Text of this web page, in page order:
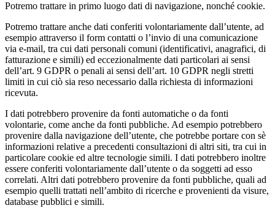
Potremo trattare in primo luogo dati di navigazione, nonché cookie.
Potremo trattare anche dati conferiti volontariamente dall’utente, ad
esempio attraverso il form contatti o l’invio di una comunicazione
via e-mail, tra cui dati personali comuni (identificativi, anagrafici, di
fatturazione e simili) ed eccezionalmente dati particolari ai sensi
dell’art. 9 GDPR o penali ai sensi dell’art. 10 GDPR negli stretti
limiti in cui ciò sia reso necessario dalla richiesta di informazioni
ricevuta.
I dati potrebbero provenire da fonti automatiche o da fonti
volontarie, come anche da fonti pubbliche. Ad esempio potrebbero
provenire dalla navigazione dell’utente, che potrebbe portare con sè
informazioni relative a precedenti consultazioni di altri siti, tra cui in
particolare cookie ed altre tecnologie simili. I dati potrebbero inoltre
essere conferiti volontariamente dall’utente o da soggetti ad esso
correlati. Altri dati potrebbero provenire da fonti pubbliche, quali ad
esempio quelli trattati nell’ambito di ricerche e provenienti da visure,
database pubblici e simili.